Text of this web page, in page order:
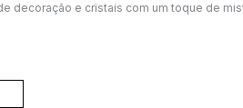
decoração e cristais com um toque de